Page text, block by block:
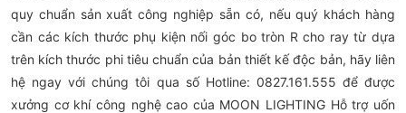
quy chuẩn sản xuất công nghiệp sẵn có, nếu quý khách hàng
cần các kích thước phụ kiện nối góc bo tròn R cho ray từ dựa
trên kích thước phi tiêu chuẩn của bản thiết kế độc bản, hãy liên
hệ ngay với chúng tôi qua số Hotline: 0827.161.555 để được
xưởng cơ khí công nghệ cao của MOON LIGHTING Hỗ trợ uốn